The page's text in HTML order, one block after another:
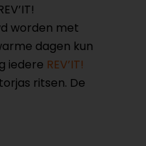
worden met
dagen kun
iedere REV’IT!
ritsen. De